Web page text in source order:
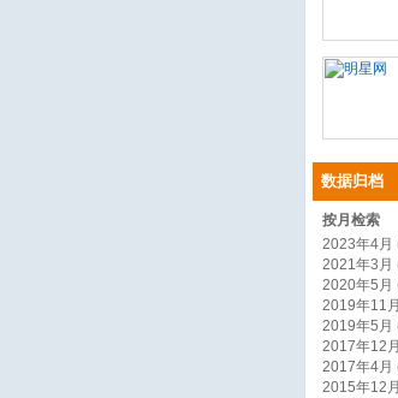
数据归档
按月检索
2023年4月
2021年3月
2020年5月
2019年11
2019年5月
2017年12
2017年4月
2015年12